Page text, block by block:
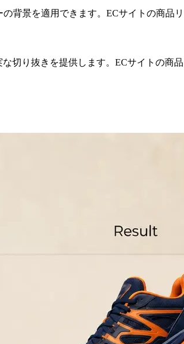
背景を適用できます。ECサイトの商品
切り抜きを提供します。ECサイトの商